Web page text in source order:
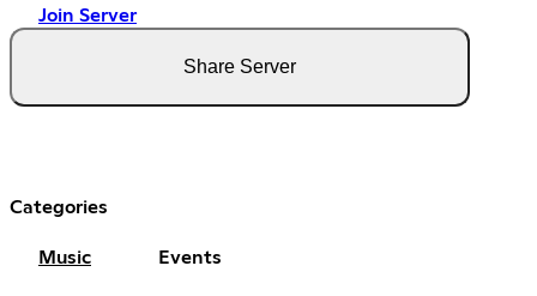
Join Server
Share Server
Categories
Music Events